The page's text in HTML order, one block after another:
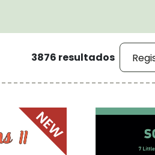
3876 resultados